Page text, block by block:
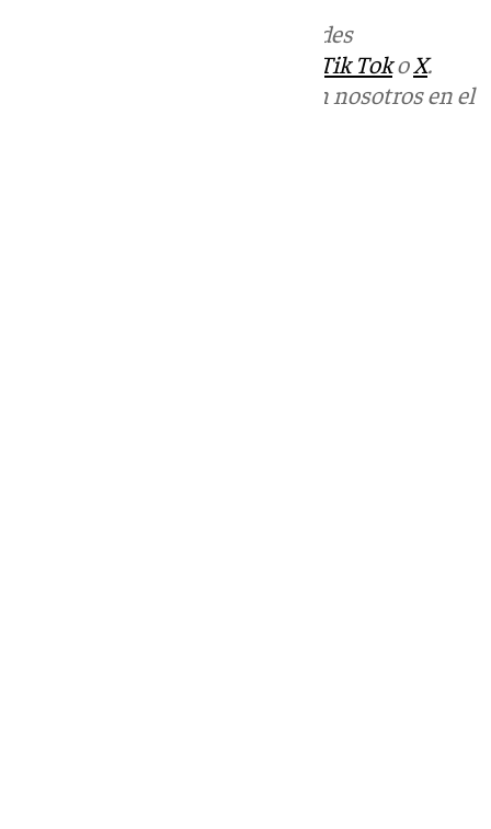
en las redes
Tik TokoX.
Puedes ponerte en contacto con nosotros en el